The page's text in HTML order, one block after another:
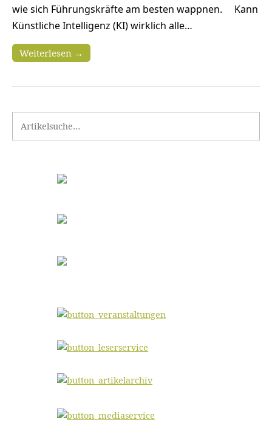
wie sich Führungskräfte am besten wappnen. Kann
Künstliche Intelligenz (KI) wirklich alle…
Weiterlesen →